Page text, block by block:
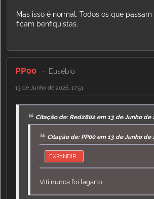
Mas isso é normal. Todos os que
ficam benfiquistas.
PP00 Eusébio
13 de Junho de 2026, 17:51
Citação de: Red2802 em 13 de Junho de
Citação de: PP00 em 13 de Junho de
EXPANDIR...
Viti nunca foi lagarto.